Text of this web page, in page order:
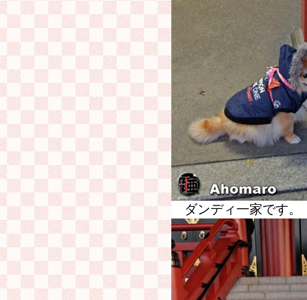
ダンディ一家です。